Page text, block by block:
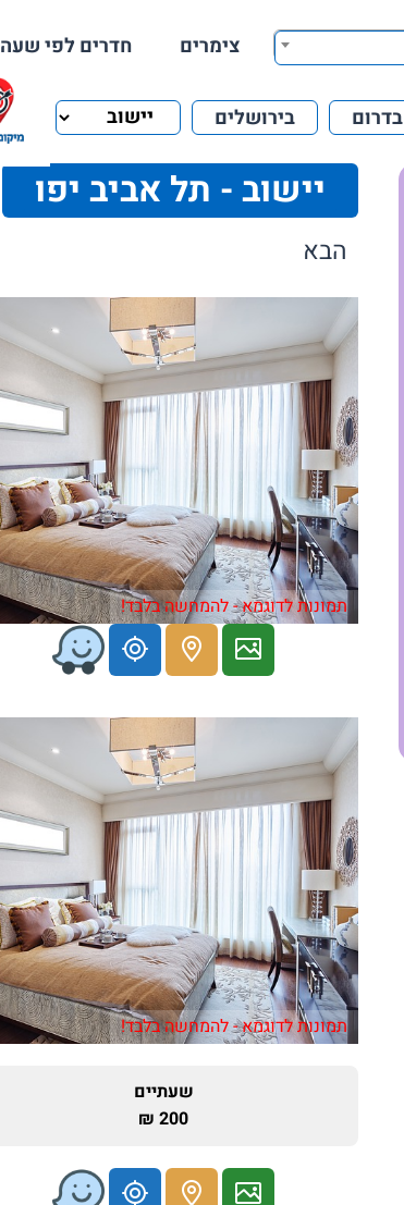
צימרים חדרים לפי שעה
בדרום בירושלים
יישוב - תל אביב יפו
הבא
תמונות לדוגמא - להמחשה בלבד!
תמונות לדוגמא - להמחשה בלבד!
שעתיים
200 ₪